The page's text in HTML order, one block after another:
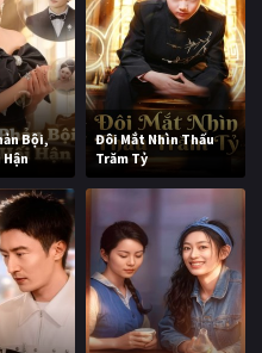
Bội,
Đôi Mắt Nhìn Thấu
Trăm Tỷ